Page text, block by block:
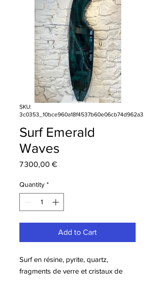
SKU:
3c0353_10bce960a18f4537b60e06cb74d962a3
Surf Emerald
Waves
7 300,00 €Price
Quantity *
Add to Cart
Surf en résine, pyrite, quartz,
fragments de verre et cristaux de